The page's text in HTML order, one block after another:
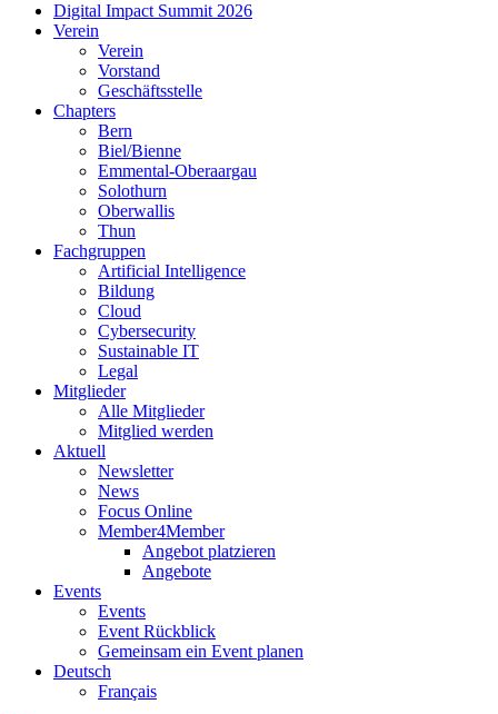
Digital Impact Summit 2026
Verein
Verein
Vorstand
Geschäftsstelle
Chapters
Bern
Biel/Bienne
Emmental-Oberaargau
Solothurn
Oberwallis
Thun
Fachgruppen
Artificial Intelligence
Bildung
Cloud
Cybersecurity
Sustainable IT
Legal
Mitglieder
Alle Mitglieder
Mitglied werden
Aktuell
Newsletter
News
Focus Online
Member4Member
Angebot platzieren
Angebote
Events
Events
Event Rückblick
Gemeinsam ein Event planen
Deutsch
Français